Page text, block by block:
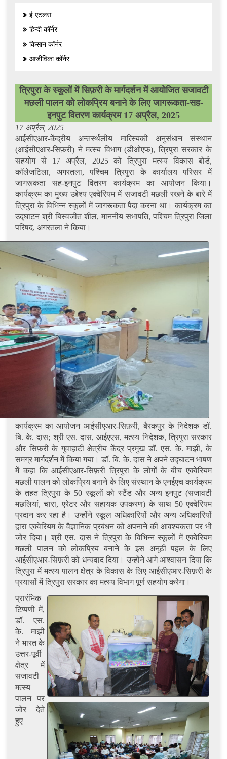
ई एटलस
हिन्दी कॉर्नर
किसान कॉर्नर
आजीविका कॉर्नर
त्रिपुरा के स्कूलों में सिफ़री के मार्गदर्शन में आयोजित सजावटी
मछली पालन को लोकप्रिय बनाने के लिए जागरूकता-सह-
इनपुट वितरण कार्यक्रम 17 अप्रैल, 2025
17अप्रैल, 2025
आईसीएआर-केंद्रीय अन्तर्स्थलीय मात्स्यिकी अनुसंधान संस्थान
(आईसीएआर-सिफ़री) ने मत्स्य विभाग (डीओएफ), त्रिपुरा सरकार के
सहयोग से 17 अप्रैल, 2025 को त्रिपुरा मत्स्य विकास बोर्ड,
कॉलेजटिला, अगरतला, पश्चिम त्रिपुरा के कार्यालय परिसर में
जागरूकता सह-इनपुट वितरण कार्यक्रम का आयोजन किया।
कार्यक्रम का मुख्य उद्देश्य एक्वेरियम में सजावटी मछली रखने के बारे में
त्रिपुरा के विभिन्न स्कूलों में जागरूकता पैदा करना था। कार्यक्रम का
उद्घाटन श्री बिस्वजीत शील, माननीय सभापति, पश्चिम त्रिपुरा जिला
परिषद, अगरतला ने किया।
कार्यक्रम का आयोजन आईसीएआर-सिफ़री, बैरकपुर के निदेशक डॉ.
बि. के. दास; श्री एस. दास, आईएएस, मत्स्य निदेशक, त्रिपुरा सरकार
और सिफ़री के गुवाहाटी क्षेत्रीय केंद्र प्रमुख डॉ. एस. के. माझी, के
समग्र मार्गदर्शन में किया गया। डॉ. बि. के. दास ने अपने उद्घाटन भाषण
में कहा कि आईसीएआर-सिफ़री त्रिपुरा के लोगों के बीच एक्वेरियम
मछली पालन को लोकप्रिय बनाने के लिए संस्थान के एनईएच कार्यक्रम
के तहत त्रिपुरा के 50 स्कूलों को स्टैंड और अन्य इनपुट (सजावटी
मछलियां, चारा, एरेटर और सहायक उपकरण) के साथ 50 एक्वेरियम
प्रदान कर रहा है। उन्होंने स्कूल अधिकारियों और अन्य अधिकारियों
द्वारा एक्वेरियम के वैज्ञानिक प्रबंधन को अपनाने की आवश्यकता पर भी
जोर दिया। श्री एस. दास ने त्रिपुरा के विभिन्न स्कूलों में एक्वेरियम
मछली पालन को लोकप्रिय बनाने के इस अनूठी पहल के लिए
आईसीएआर-सिफ़री को धन्यवाद दिया। उन्होंने आगे आश्वासन दिया कि
त्रिपुरा में मत्स्य पालन क्षेत्र के विकास के लिए आईसीएआर-सिफ़री के
प्रयासों में त्रिपुरा सरकार का मत्स्य विभाग पूर्ण सहयोग करेगा।
प्रारंभिक
टिप्पणी में,
डॉ. एस.
के. माझी
ने भारत के
उत्तर-पूर्वी
क्षेत्र में
सजावटी
मत्स्य
पालन पर
जोर देते
हुए